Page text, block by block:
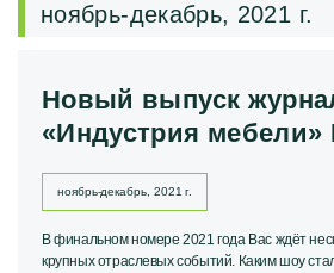
ноябрь-декабрь, 2021 г.
Новый выпуск
«Индустрия
ноябрь-декабрь, 2021 г.
В финальном номере 2021 года Вас ждёт
крупных отраслевых событий. Каким шоу